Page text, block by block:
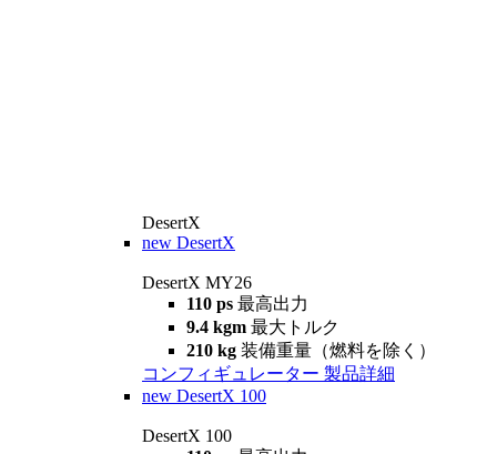
DesertX
new DesertX
DesertX MY26
110 ps 最高出力
9.4 kgm 最大トルク
210 kg 装備重量（燃料を除く）
コンフィギュレーター 製品詳細
new DesertX 100
DesertX 100